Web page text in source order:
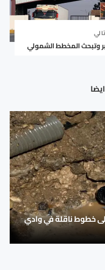
وتبحث المخطط الشمولي
خطوط ناقلة في وادي